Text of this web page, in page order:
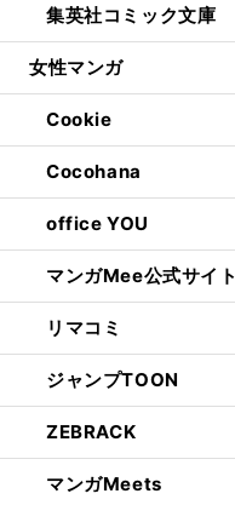
集英社コミック文庫
女性マンガ
Cookie
Cocohana
office YOU
マンガMee公式サイト
リマコミ
ジャンプTOON
ZEBRACK
マンガMeets